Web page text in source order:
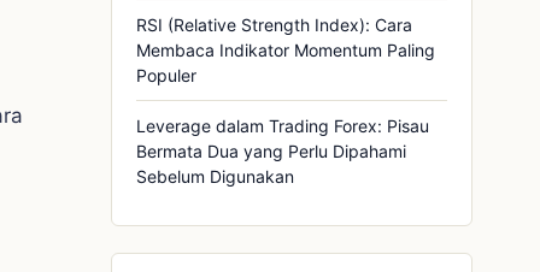
RSI (Relative Strength Index): Cara
Membaca Indikator Momentum Paling
Populer
Leverage dalam Trading Forex: Pisau
Bermata Dua yang Perlu Dipahami
Sebelum Digunakan